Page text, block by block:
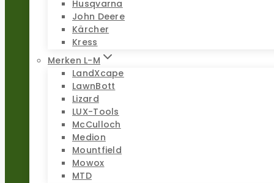
Husqvarna
John Deere
Kärcher
Kress
Merken L-M
LandXcape
LawnBott
Lizard
LUX-Tools
McCulloch
Medion
Mountfield
Mowox
MTD